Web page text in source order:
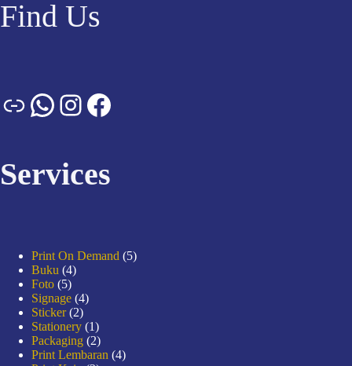
Find Us
Services
Print On Demand
5
Buku 4
Foto 5
Signage 4
Sticker 2
Stationery 1
Packaging 2
Print Lembaran 4